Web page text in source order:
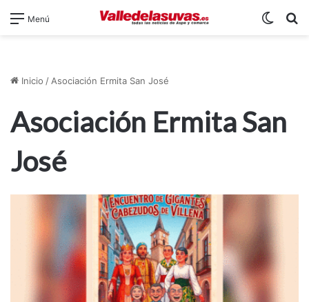
Menú
Inicio / Asociación Ermita San José
Asociación Ermita San
José